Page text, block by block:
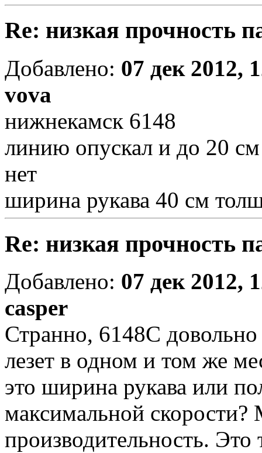
Re: низкая прочность
Добавлено: 07 дек 2012,
vova
нижнекамск 6148
линию опускал и до 20 см
нет
ширина рукава 40 см
Re: низкая прочность
Добавлено: 07 дек 2012,
casper
Странно, 6148С
лезет в одном и том же
это ширина рукава или
максимальной
производительность. Это